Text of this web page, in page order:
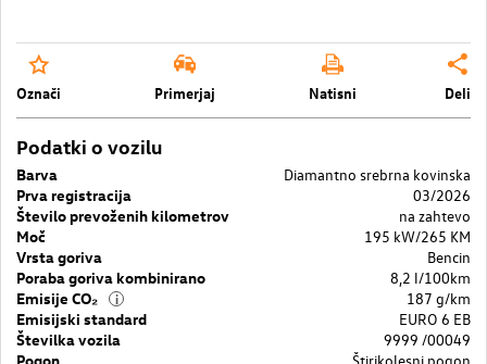
Označi Primerjaj Natisni Deli
Podatki o vozilu
Barva
Diamantno srebrna kovinska
Prva registracija
03/2026
Število prevoženih kilometrov
na zahtevo
Moč
195 kW/265 KM
Vrsta goriva
Bencin
Poraba goriva kombinirano
8,2 l/100km
Emisije CO₂
i
187 g/km
Emisijski standard
EURO 6 EB
Številka vozila
9999 /00049
Pogon
Štirikolesni pogon